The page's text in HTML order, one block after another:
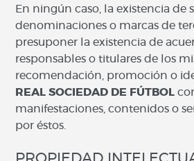
En ningún caso, la existencia de
denominaciones o marcas de
presuponer la existencia de
responsables o titulares de los
recomendación, promoción o
REAL SOCIEDAD DE FÚTBOL
manifestaciones, contenidos o
por éstos.